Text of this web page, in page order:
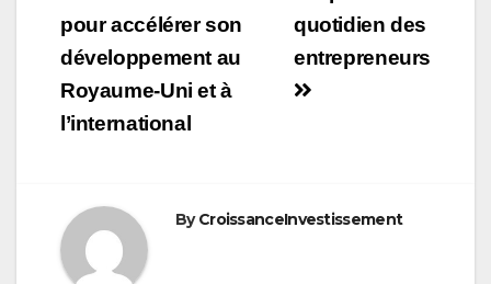
quotidien des
entrepreneurs
pour accélérer son
développement au
Royaume-Uni et à
l’international
ByCroissanceInvestissement